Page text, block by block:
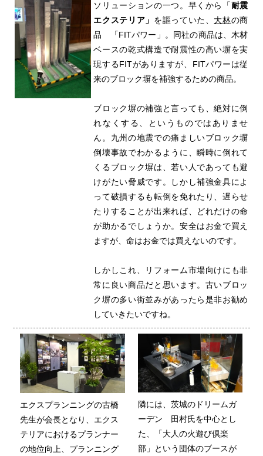
ソリューションの一つ。早くから「耐震
エクステリア」 を謳っていた、 大林の商
品 「FITパワー」。同社の商品は、木材
ベースの乾式構造で耐震性の高い塀を実
現するFITがありますが、FITパワーは従
来のブロック塀を補強するための商品。
ブロック塀の補強と言っても、絶対に倒
れなくする、というものではありませ
ん。九州の地震での痛ましいブロック塀
倒壊事故でわかるように、瞬時に倒れて
くるブロック塀は、若い人であっても避
けがたい脅威です。しかし補強金具によ
って破損するも転倒を免れたり、遅らせ
たりすることが出来れば、どれだけの命
が助かるでしょうか。安全はお金で買え
ますが、命はお金では買えないのです。
しかしこれ、リフォーム市場向けにも非
常に良い商品だと思います。古いブロッ
ク塀の多い街並みがあったら是非お勧め
していきたいですね。
エクスプランニングの古橋
先生が会長となり、エクス
テリアにおけるプランナー
の地位向上、プランニング
隣には、茨城のドリームガ
ーデン 田村氏を中心とし
た、「大人の火遊び倶楽
部」という団体のブースが